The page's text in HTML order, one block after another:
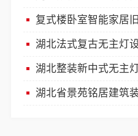
复式楼卧室智能家居旧房翻新_湖北省
湖北法式复古无主灯
湖北整装新中式无主灯设计
湖北省景苑铭居建筑装饰：湖北